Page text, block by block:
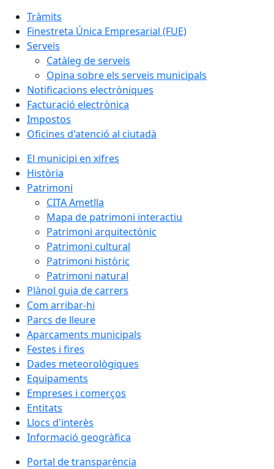
Tràmits
Finestreta Única Empresarial (FUE)
Serveis
Catàleg de serveis
Opina sobre els serveis municipals
Notificacions electròniques
Facturació electrònica
Impostos
Oficines d'atenció al ciutadà
El municipi en xifres
Història
Patrimoni
CITA Ametlla
Mapa de patrimoni interactiu
Patrimoni arquitectònic
Patrimoni cultural
Patrimoni històric
Patrimoni natural
Plànol guia de carrers
Com arribar-hi
Parcs de lleure
Aparcaments municipals
Festes i fires
Dades meteorològiques
Equipaments
Empreses i comerços
Entitats
Llocs d'interès
Informació geogràfica
Portal de transparència